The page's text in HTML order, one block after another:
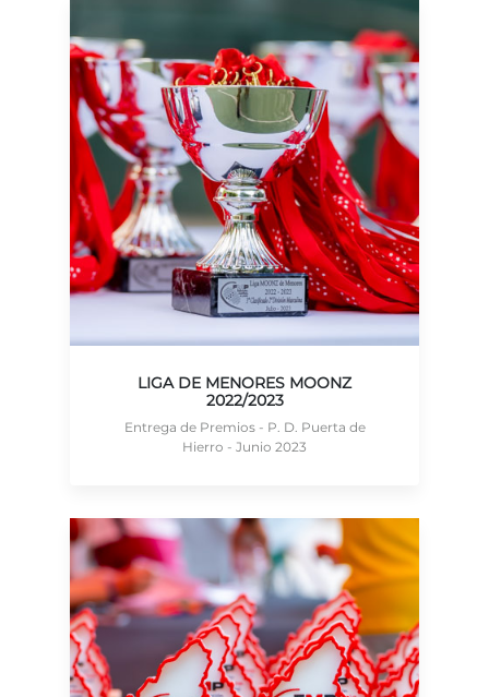
LIGA DE MENORES MOONZ
2022/2023
Entrega de Premios - P. D. Puerta de
Hierro - Junio 2023